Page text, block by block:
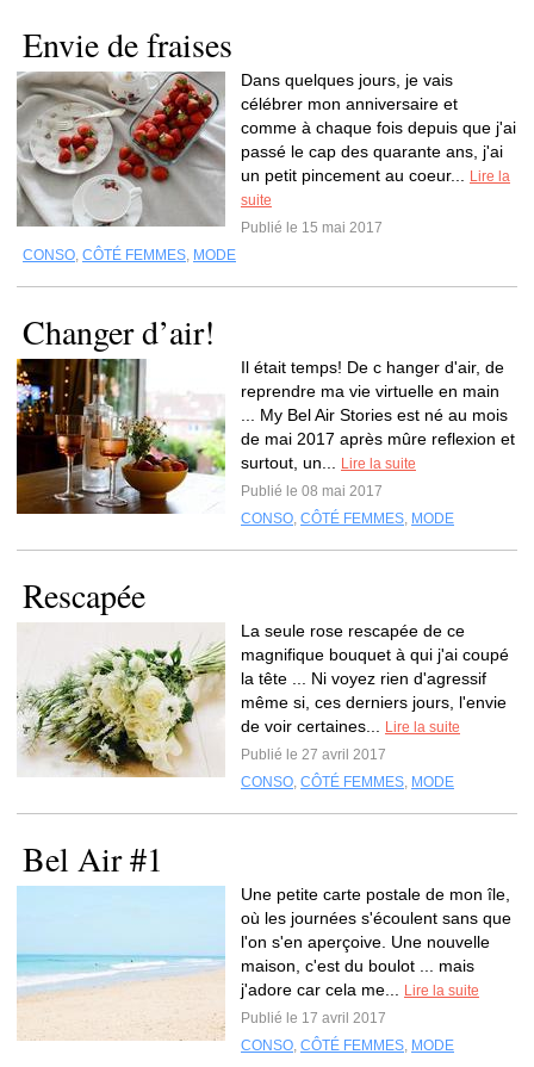
Envie de fraises
Dans quelques jours, je vais
célébrer mon anniversaire et
comme à chaque fois depuis que j'ai
passé le cap des quarante ans, j'ai
un petit pincement au coeur...
Lire la
suite
Publié le 15 mai 2017
CONSO, CÔTÉ FEMMES, MODE
Changer d’air!
Il était temps! De c hanger d'air, de
reprendre ma vie virtuelle en main
... My Bel Air Stories est né au mois
de mai 2017 après mûre reflexion et
surtout, un...
Lire la suite
Publié le 08 mai 2017
CONSO, CÔTÉ FEMMES, MODE
Rescapée
La seule rose rescapée de ce
magnifique bouquet à qui j'ai coupé
la tête ... Ni voyez rien d'agressif
même si, ces derniers jours, l'envie
de voir certaines...
Lire la suite
Publié le 27 avril 2017
CONSO, CÔTÉ FEMMES, MODE
Bel Air #1
Une petite carte postale de mon île,
où les journées s'écoulent sans que
l'on s'en aperçoive. Une nouvelle
maison, c'est du boulot ... mais
j'adore car cela me...
Lire la suite
Publié le 17 avril 2017
CONSO, CÔTÉ FEMMES, MODE